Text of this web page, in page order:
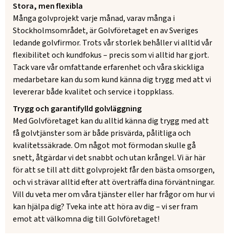
Stora, men flexibla
Många golvprojekt varje månad, varav många i
Stockholmsområdet, är Golvföretaget en av Sveriges
ledande golvfirmor. Trots vår storlek behåller vi alltid vår
flexibilitet och kundfokus – precis som vi alltid har gjort.
Tack vare vår omfattande erfarenhet och våra skickliga
medarbetare kan du som kund känna dig trygg med att vi
levererar både kvalitet och service i toppklass.
Trygg och garantifylld golvläggning
Med Golvföretaget kan du alltid känna dig trygg med att
få golvtjänster som är både prisvärda, pålitliga och
kvalitetssäkrade. Om något mot förmodan skulle gå
snett, åtgärdar vi det snabbt och utan krångel. Vi är här
för att se till att ditt golvprojekt får den bästa omsorgen,
och vi strävar alltid efter att överträffa dina förväntningar.
Vill du veta mer om våra tjänster eller har frågor om hur vi
kan hjälpa dig? Tveka inte att höra av dig – vi ser fram
emot att välkomna dig till Golvföretaget!